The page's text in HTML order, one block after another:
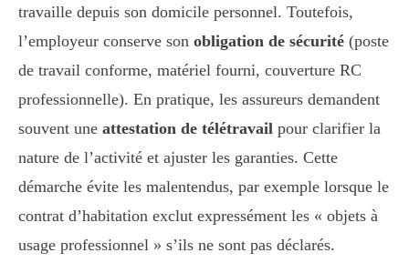
travaille depuis son domicile personnel. Toutefois,
l’employeur conserve son obligation de sécurité (poste
de travail conforme, matériel fourni, couverture RC
professionnelle). En pratique, les assureurs demandent
souvent une attestation de télétravail pour clarifier la
nature de l’activité et ajuster les garanties. Cette
démarche évite les malentendus, par exemple lorsque le
contrat d’habitation exclut expressément les « objets à
usage professionnel » s’ils ne sont pas déclarés.